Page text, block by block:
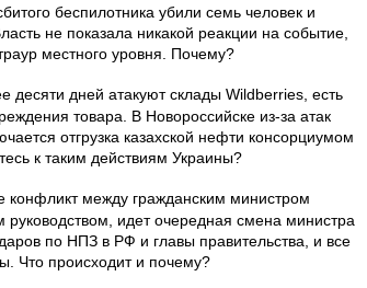
беспилотника убили семь человек и
не показала никакой реакции на событие,
местного уровня. Почему?
десяти дней атакуют склады Wildberries, есть
товара. В Новороссийске из-за атак
отгрузка казахской нефти консорциумом
к таким действиям Украины?
конфликт между гражданским министром
идет очередная смена министра
по НПЗ в РФ и главы правительства, и все
Что происходит и почему?